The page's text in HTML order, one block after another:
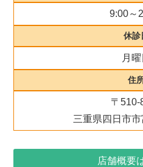
9:00～
休診
月曜
住
〒510-
三重県四日市
店舗概要